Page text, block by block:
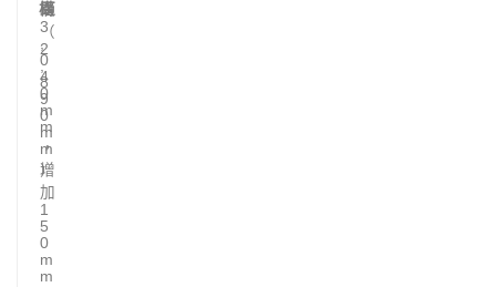
構
（
3
,
0
4
0
m
m
，
增
加
1
5
0
m
m
距
（
2
,
8
9
0
m
m
）